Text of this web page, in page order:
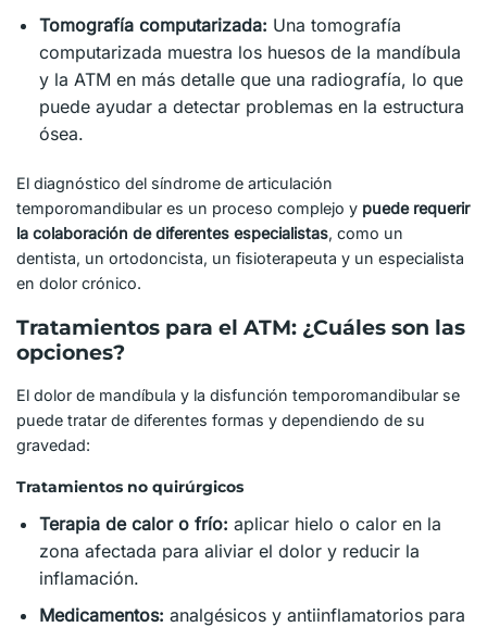
Tomografía computarizada: Una tomografía
computarizada muestra los huesos de la mandíbula
y la ATM en más detalle que una radiografía, lo que
puede ayudar a detectar problemas en la estructura
ósea.
El diagnóstico del síndrome de articulación
temporomandibular es un proceso complejo y puede requerir
la colaboración de diferentes especialistas, como un
dentista, un ortodoncista, un fisioterapeuta y un especialista
en dolor crónico.
Tratamientos para el ATM: ¿Cuáles son las
opciones?
El dolor de mandíbula y la disfunción temporomandibular se
puede tratar de diferentes formas y dependiendo de su
gravedad:
Tratamientos no quirúrgicos
Terapia de calor o frío: aplicar hielo o calor en la
zona afectada para aliviar el dolor y reducir la
inflamación.
Medicamentos: analgésicos y antiinflamatorios para